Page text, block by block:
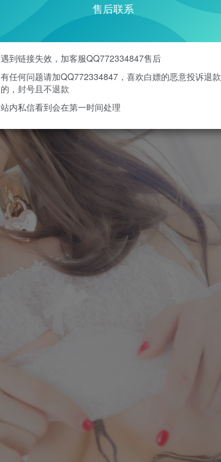
售后联系
遇到链接失效，加客服QQ772334847售后
有任何问题请加QQ772334847，喜欢白嫖的恶意投诉退款
的，封号且不退款
站内私信看到会在第一时间处理